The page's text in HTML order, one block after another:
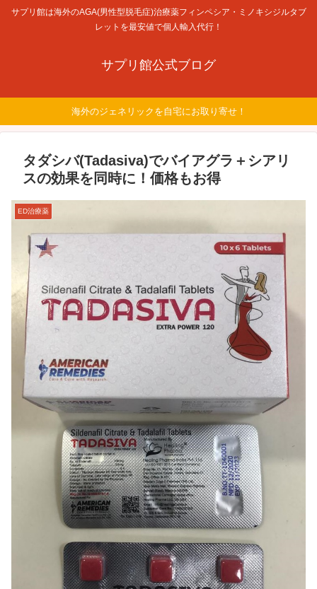
サプリ館は海外のAGA(男性型脱毛症)治療薬フィンペシア・ミノキシジルタブ
レットを最安値で個人輸入代行！
サプリ館公式ブログ
海外のジェネリックを自宅にお取り寄せ！
タダシバ(Tadasiva)でバイアグラ＋シアリ
スの効果を同時に！価格もお得
ED治療薬